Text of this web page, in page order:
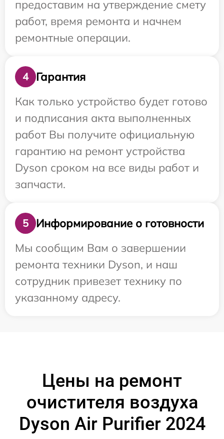
предоставим на утверждение смету
работ, время ремонта и начнем
ремонтные операции.
4
Гарантия
Как только устройство будет готово
и подписания акта выполненных
работ Вы получите официальную
гарантию на ремонт устройства
Dyson сроком на все виды работ и
запчасти.
5
Информирование о готовности
Мы сообщим Вам о завершении
ремонта техники Dyson, и наш
сотрудник привезет технику по
указанному адресу.
Цены на ремонт
очистителя воздуха
Dyson Air Purifier 2024